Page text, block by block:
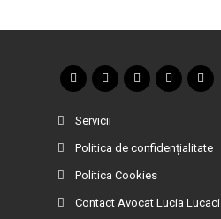
Servicii
Politica de confidențialitate
Politica Cookies
Contact Avocat Lucia Lucaci